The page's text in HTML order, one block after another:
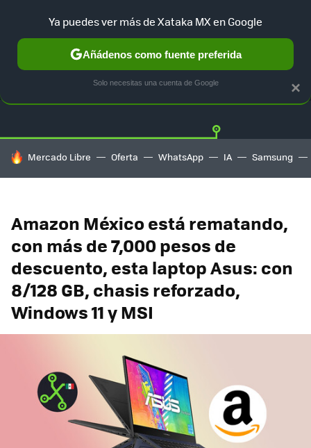
GUÍA DE COMPRAS MERCADO LIBRE
HOY SE HABLA DE
Mercado Libre Oferta WhatsApp IA Samsung
Amazon México está rematando,
con más de 7,000 pesos de
descuento, esta laptop Asus: con
8/128 GB, chasis reforzado,
Windows 11 y MSI
×
Ya puedes ver más de Xataka MX en Google
Añádenos como fuente preferida
Solo necesitas una cuenta de Google